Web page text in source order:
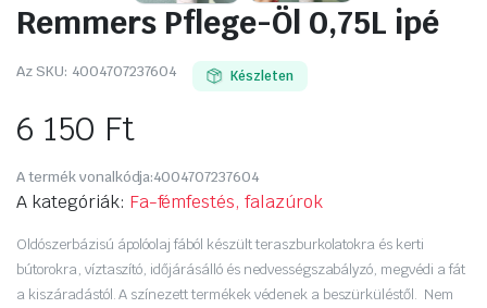
Remmers Pflege-Öl 0,75L ipé
Az SKU: 4004707237604 Készleten
6 150 Ft
A termék vonalkódja:4004707237604
A kategóriák: Fa-fémfestés, falazúrok
Oldószerbázisú ápolóolaj fából készült teraszburkolatokra és kerti
bútorokra, víztaszító, időjárásálló és nedvességszabályzó, megvédi a fát
a kiszáradástól. A színezett termékek védenek a beszürküléstől. Nem